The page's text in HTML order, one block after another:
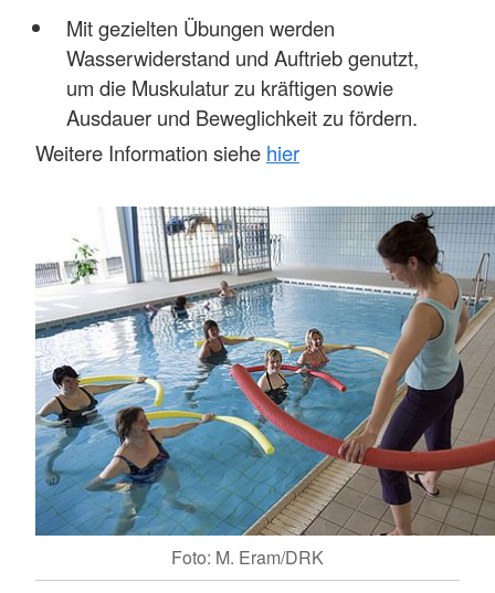
Foto: M. Eram/DRK
Mit gezielten Übungen werden
Wasserwiderstand und Auftrieb genutzt,
um die Muskulatur zu kräftigen sowie
Ausdauer und Beweglichkeit zu fördern.
Weitere Information siehe hier